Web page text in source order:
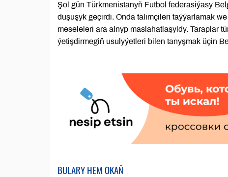
Şol gün Türkmenistanyň Futbol federasiýasy
duşuşyk geçirdi. Onda tälimçileri taýýarlamak
meseleleri ara alnyp maslahatlaşyldy. Taraplar
ýetişdirmegiň usulyýetleri bilen tanyşmak üçin
BULARY HEM OKAŇ